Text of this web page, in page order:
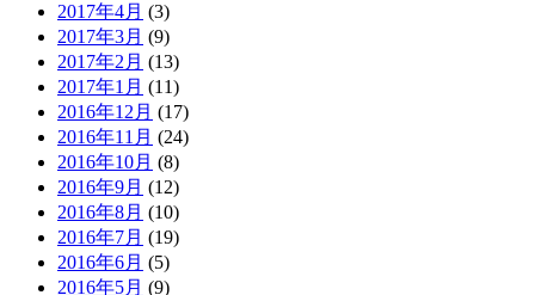
2017年4月 (3)
2017年3月 (9)
2017年2月 (13)
2017年1月 (11)
2016年12月 (17)
2016年11月 (24)
2016年10月 (8)
2016年9月 (12)
2016年8月 (10)
2016年7月 (19)
2016年6月 (5)
2016年5月 (9)